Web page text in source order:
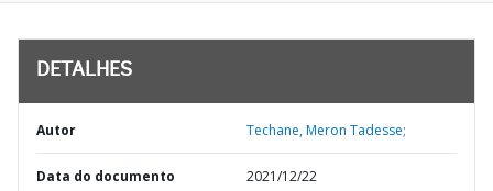
DETALHES
Autor Techane, Meron Tadesse;
Data do documento 2021/12/22